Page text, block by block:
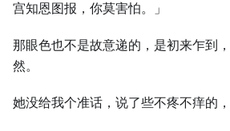
宫知恩图报，你莫害怕。」
那眼色也不是故意递的，是初来乍到
然。
她没给我个准话，说了些不疼不痒的，